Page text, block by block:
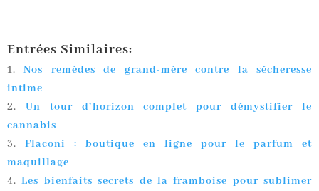
Entrées Similaires:
Nos remèdes de grand-mère contre la sécheresse
intime
Un tour d’horizon complet pour démystifier le
cannabis
Flaconi : boutique en ligne pour le parfum et
maquillage
Les bienfaits secrets de la framboise pour sublimer